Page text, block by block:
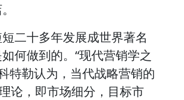
二十多年发展成世界著名
何做到的。“现代营销学之
特勒认为，当代战略营销的
论，即市场细分，目标市